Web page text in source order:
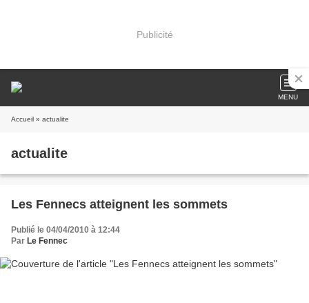
Publicité
MENU
Accueil » actualite
actualite
Les Fennecs atteignent les sommets
Publié le 04/04/2010 à 12:44
Par Le Fennec